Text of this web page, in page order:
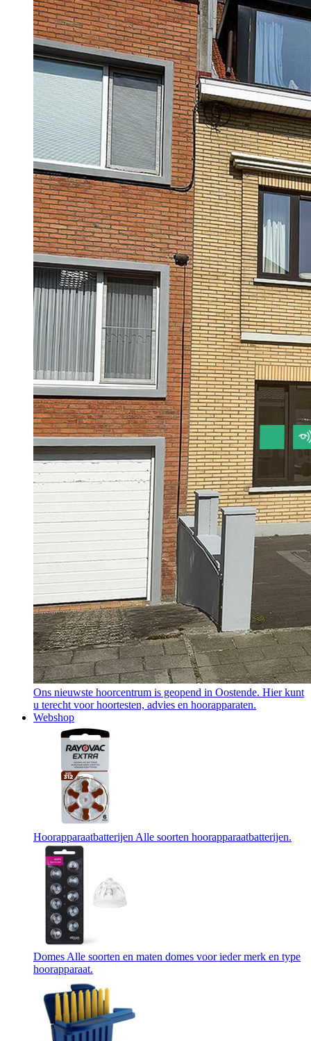
Ons nieuwste hoorcentrum is geopend in Oostende. Hier kunt
u terecht voor hoortesten, advies en hoorapparaten.
Webshop
Hoorapparaatbatterijen Alle soorten hoorapparaatbatterijen.
Domes Alle soorten en maten domes voor ieder merk en type
hoorapparaat.